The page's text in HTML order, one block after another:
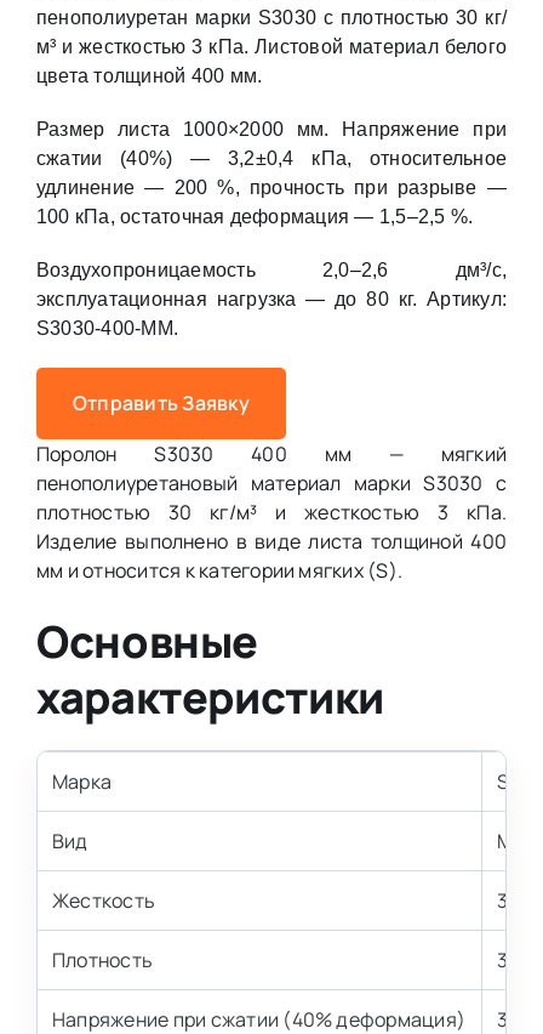
пенополиуретан марки S3030 с плотностью 30 кг/
м³ и жесткостью 3 кПа. Листовой материал белого
цвета толщиной 400 мм.
Размер листа 1000×2000 мм. Напряжение при
сжатии (40%) — 3,2±0,4 кПа, относительное
удлинение — 200 %, прочность при разрыве —
100 кПа, остаточная деформация — 1,5–2,5 %.
Воздухопроницаемость 2,0–2,6 дм³/с,
эксплуатационная нагрузка — до 80 кг. Артикул:
S3030-400-MM.
Отправить Заявку
Поролон S3030 400 мм — мягкий
пенополиуретановый материал марки S3030 с
плотностью 30 кг/м³ и жесткостью 3 кПа.
Изделие выполнено в виде листа толщиной 400
мм и относится к категории мягких (S).
Основные
характеристики
Марка
Вид
Жесткость 3
Плотность 30
Напряжение при сжатии (40% деформация)